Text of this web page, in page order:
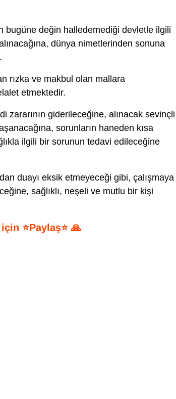
bugüne değin halledemediği devletle ilgili
dünya nimetlerinden sonuna
rızka ve makbul olan mallara
etmektedir.
zararının giderileceğine, alınacak sevinçli
sorunların haneden kısa
ilgili bir sorunun tedavi edileceğine
duayı eksik etmeyeceği gibi, çalışmaya
sağlıklı, neşeli ve mutlu bir kişi
⭐Paylaş⭐ 🙏